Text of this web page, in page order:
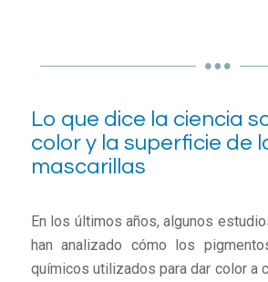
Lo que dice la ciencia
color y la superficie de
mascarillas
En los últimos años, algunos
han analizado cómo los
químicos utilizados para dar color a